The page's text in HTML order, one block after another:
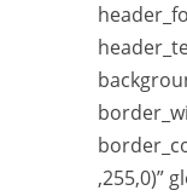
,255,0)”